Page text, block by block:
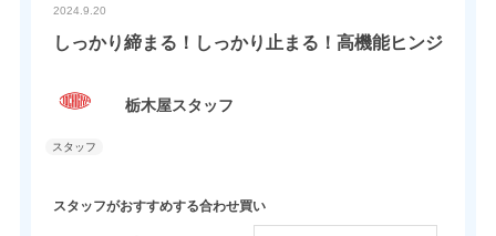
2024.9.20
しっかり締まる！しっかり止まる！高機能ヒンジ
栃木屋スタッフ
スタッフがおすすめする合わせ買い